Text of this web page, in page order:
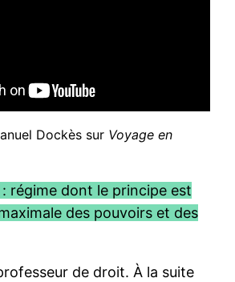
Dockès sur Voyage en
: régime dont le principe est
des pouvoirs et des
de droit. À la suite